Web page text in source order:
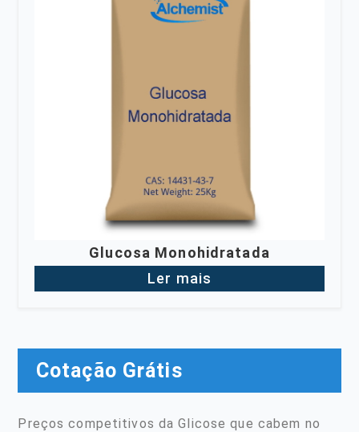
Glucosa Monohidratada
Ler mais
Cotação Grátis
Preços competitivos da Glicose que cabem no